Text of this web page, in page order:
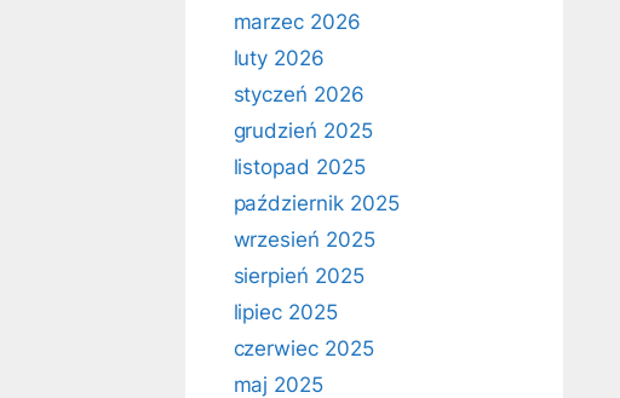
marzec 2026
luty 2026
styczeń 2026
grudzień 2025
listopad 2025
październik 2025
wrzesień 2025
sierpień 2025
lipiec 2025
czerwiec 2025
maj 2025